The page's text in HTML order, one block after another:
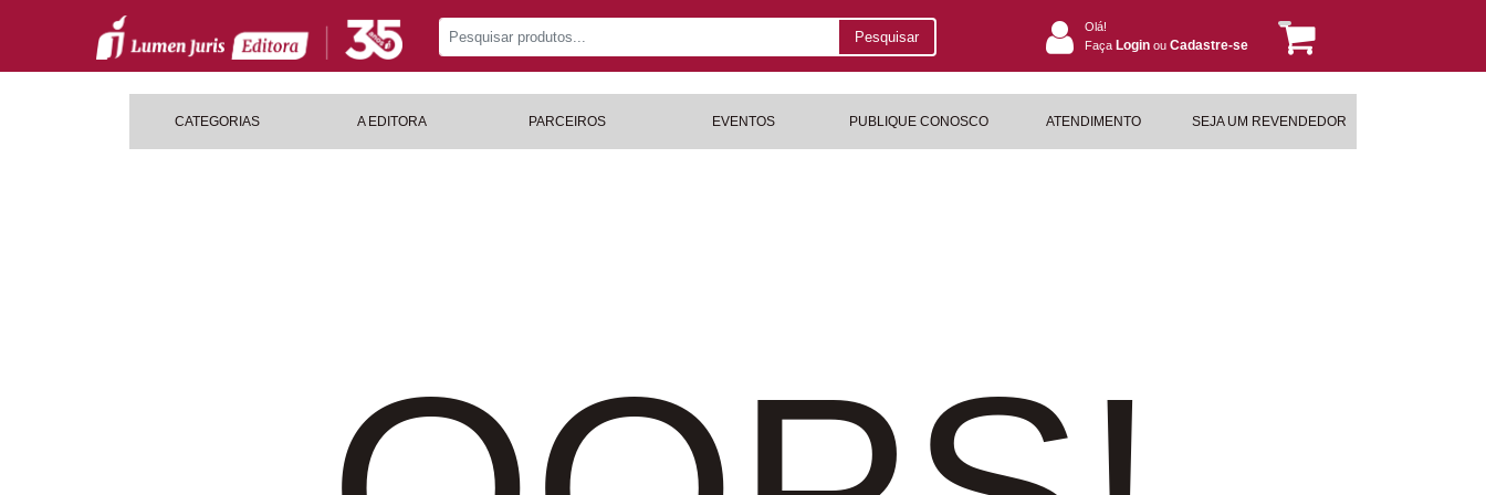
Pesquisar
Olá!
Faça Login ou Cadastre-se
CATEGORIAS A EDITORA PARCEIROS EVENTOS PUBLIQUE CONOSCO ATENDIMENTO SEJA UM REVENDEDOR